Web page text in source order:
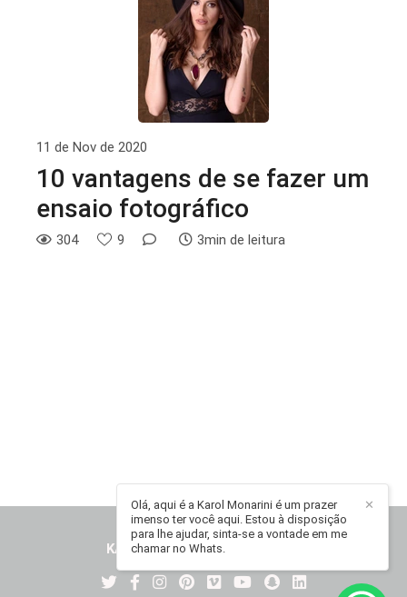
11 de Nov de 2020
10 vantagens de se fazer um
ensaio fotográfico
304 9 3min de leitura
KAROL MONARINI/
✕
Olá, aqui é a Karol Monarini é um prazer
imenso ter você aqui. Estou à disposição
para lhe ajudar, sinta-se a vontade em me
chamar no Whats.